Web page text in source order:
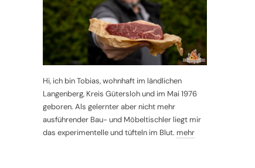
Hi, ich bin Tobias, wohnhaft im ländlichen
Langenberg, Kreis Gütersloh und im Mai 1976
geboren. Als gelernter aber nicht mehr
ausführender Bau- und Möbeltischler liegt mir
das experimentelle und tüfteln im Blut. mehr